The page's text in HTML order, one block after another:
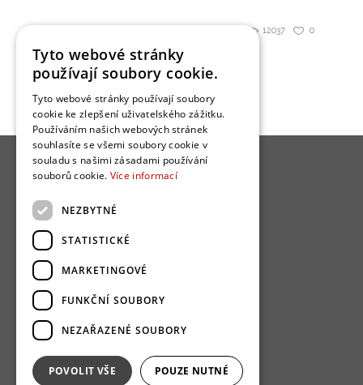
0
12037
Uživatelské podmínky
Ochrana osobních údajú
Cookies
Tyto webové stránky
používají soubory cookie.
Tyto webové stránky používají soubory
cookie ke zlepšení uživatelského zážitku.
Používáním našich webových stránek
souhlasíte se všemi soubory cookie v
souladu s našimi zásadami používání
souborů cookie. Více informací
NEZBYTNÉ
STATISTICKÉ
MARKETINGOVÉ
FUNKČNÍ SOUBORY
NEZAŘAZENÉ SOUBORY
POVOLIT VŠE POUZE NUTNÉ